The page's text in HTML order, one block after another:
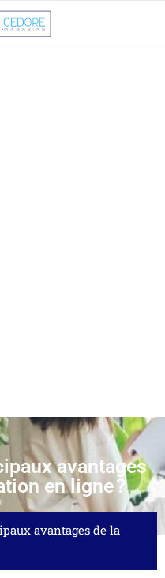
avantages
en ligne ?
avantages de la